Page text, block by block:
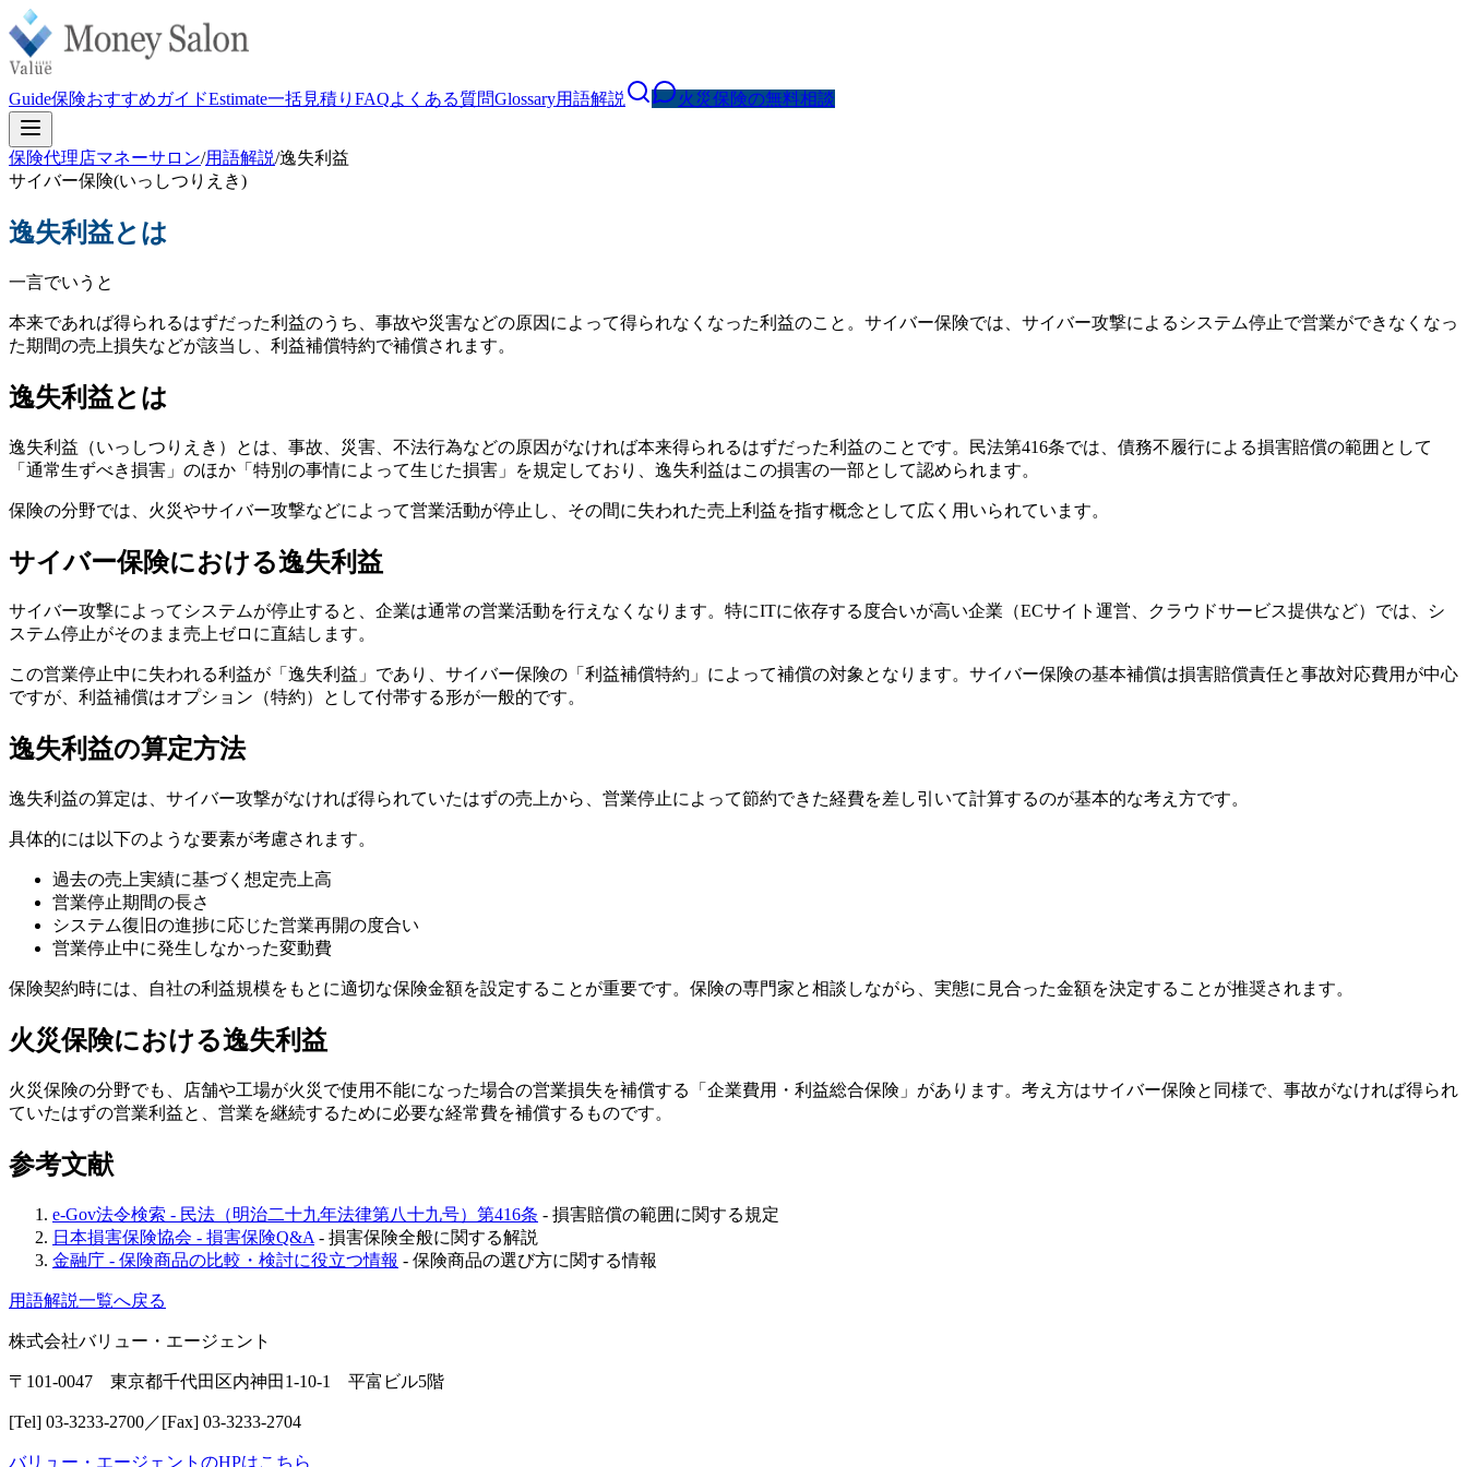
Guide保険おすすめガイドEstimate一括見積り FAQよくある質問Glossary用語解説 火災保険の無料相談
保険代理店マネーサロン/用語解説/逸失利益
サイバー保険(いっしつりえき)
逸失利益とは
一言でいうと
本来であれば得られるはずだった利益のうち、事故や災害などの原因によって得られなくなった利益のこと。サイバー保険では、サイバー攻撃によるシステム停止で営業ができなくなっ
た期間の売上損失などが該当し、利益補償特約で補償されます。
逸失利益とは
逸失利益（いっしつりえき）とは、事故、災害、不法行為などの原因がなければ本来得られるはずだった利益のことです。民法第416条では、債務不履行による損害賠償の範囲として
「通常生ずべき損害」のほか「特別の事情によって生じた損害」を規定しており、逸失利益はこの損害の一部として認められます。
保険の分野では、火災やサイバー攻撃などによって営業活動が停止し、その間に失われた売上利益を指す概念として広く用いられています。
サイバー保険における逸失利益
サイバー攻撃によってシステムが停止すると、企業は通常の営業活動を行えなくなります。特にITに依存する度合いが高い企業（ECサイト運営、クラウドサービス提供など）では、シ
ステム停止がそのまま売上ゼロに直結します。
この営業停止中に失われる利益が「逸失利益」であり、サイバー保険の「利益補償特約」によって補償の対象となります。サイバー保険の基本補償は損害賠償責任と事故対応費用が中心
ですが、利益補償はオプション（特約）として付帯する形が一般的です。
逸失利益の算定方法
逸失利益の算定は、サイバー攻撃がなければ得られていたはずの売上から、営業停止によって節約できた経費を差し引いて計算するのが基本的な考え方です。
具体的には以下のような要素が考慮されます。
過去の売上実績に基づく想定売上高
営業停止期間の長さ
システム復旧の進捗に応じた営業再開の度合い
営業停止中に発生しなかった変動費
保険契約時には、自社の利益規模をもとに適切な保険金額を設定することが重要です。保険の専門家と相談しながら、実態に見合った金額を決定することが推奨されます。
火災保険における逸失利益
火災保険の分野でも、店舗や工場が火災で使用不能になった場合の営業損失を補償する「企業費用・利益総合保険」があります。考え方はサイバー保険と同様で、事故がなければ得られ
ていたはずの営業利益と、営業を継続するために必要な経常費を補償するものです。
参考文献
e-Gov法令検索 - 民法（明治二十九年法律第八十九号）第416条 - 損害賠償の範囲に関する規定
日本損害保険協会 - 損害保険Q&A - 損害保険全般に関する解説
金融庁 - 保険商品の比較・検討に役立つ情報 - 保険商品の選び方に関する情報
用語解説一覧へ戻る
株式会社バリュー・エージェント
〒101-0047 東京都千代田区内神田1-10-1 平富ビル5階
[Tel] 03-3233-2700／[Fax] 03-3233-2704
バリュー・エージェントのHPはこちら